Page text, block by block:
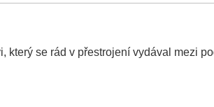
který se rád v přestrojení vydával mezi